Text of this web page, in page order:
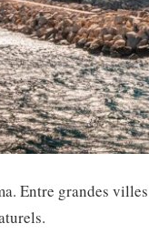
Entre grandes